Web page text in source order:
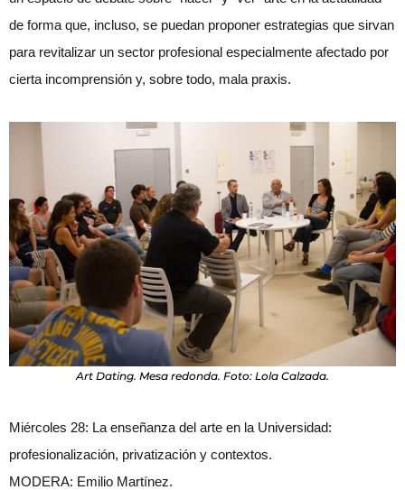
de forma que, incluso, se puedan proponer estrategias que sirvan
para revitalizar un sector profesional especialmente afectado por
cierta incomprensión y, sobre todo, mala praxis.
Art Dating. Mesa redonda. Foto: Lola Calzada.
Miércoles 28: La enseñanza del arte en la Universidad:
profesionalización, privatización y contextos.
MODERA: Emilio Martínez.